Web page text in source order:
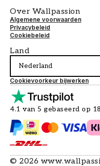
Over Wallpassion
Algemene voorwaarden
Privacybeleid
Cookiebeleid
Land
Nederland
Cookievoorkeur bijwerken
4.1 van 5 gebaseerd op
© 2026